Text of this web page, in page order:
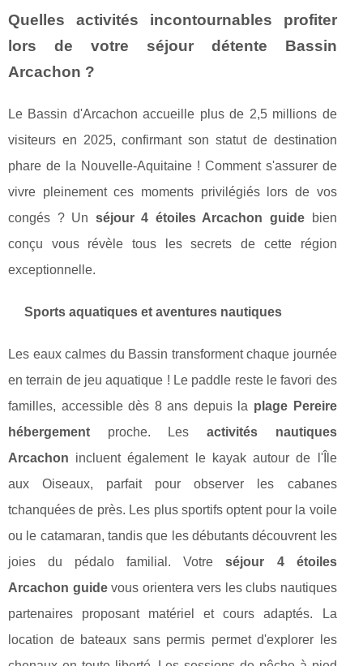
Quelles activités incontournables profiter
lors de votre séjour détente Bassin
Arcachon ?
Le Bassin d'Arcachon accueille plus de 2,5 millions de
visiteurs en 2025, confirmant son statut de destination
phare de la Nouvelle-Aquitaine ! Comment s'assurer de
vivre pleinement ces moments privilégiés lors de vos
congés ? Un séjour 4 étoiles Arcachon guide bien
conçu vous révèle tous les secrets de cette région
exceptionnelle.
Sports aquatiques et aventures nautiques
Les eaux calmes du Bassin transforment chaque journée
en terrain de jeu aquatique ! Le paddle reste le favori des
familles, accessible dès 8 ans depuis la plage Pereire
hébergement proche. Les activités nautiques
Arcachon incluent également le kayak autour de l'Île
aux Oiseaux, parfait pour observer les cabanes
tchanquées de près. Les plus sportifs optent pour la voile
ou le catamaran, tandis que les débutants découvrent les
joies du pédalo familial. Votreséjour 4 étoiles
Arcachon guidevous orientera vers les clubs nautiques
partenaires proposant matériel et cours adaptés. La
location de bateaux sans permis permet d'explorer les